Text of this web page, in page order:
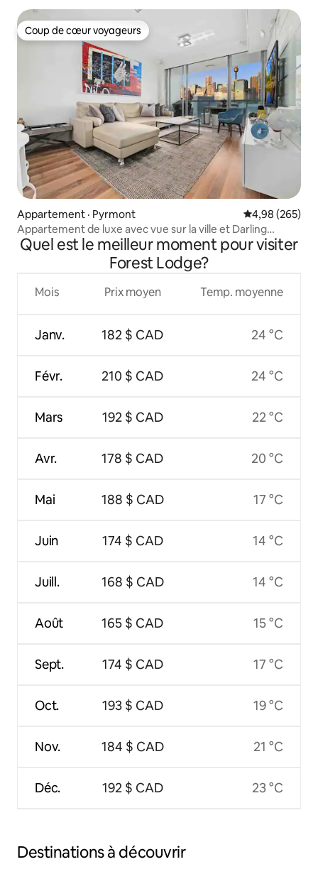
Coup de cœur voyageurs
Coup de cœur voyageurs
Appartement · Pyrmont Note
4,98 (265)
Appartement de luxe avec vue sur la ville et Darling
Harbour
Quel est le meilleur moment pour visiter
Forest Lodge?
Mois
Janv.
Févr.
Mars
Avr.
Mai
Juin
Juill.
Août
Sept.
Oct.
Nov.
Déc.
Prix moyen
182 $ CAD
210 $ CAD
192 $ CAD
178 $ CAD
188 $ CAD
174 $ CAD
168 $ CAD
165 $ CAD
174 $ CAD
193 $ CAD
184 $ CAD
192 $ CAD
Temp. moyenne
24 °C
24 °C
22 °C
20 °C
17 °C
14 °C
14 °C
15 °C
17 °C
19 °C
21 °C
23 °C
Destinations à découvrir